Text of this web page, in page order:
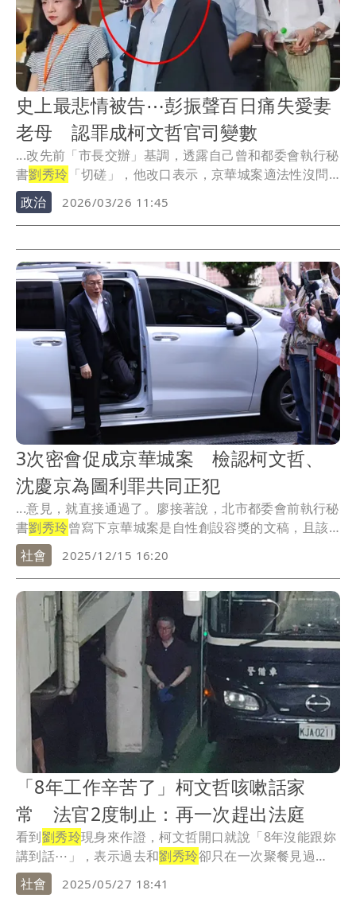
史上最悲情被告⋯彭振聲百日痛失愛妻
老母 認罪成柯文哲官司變數
...改先前「市長交辦」基調，透露自己曾和都委會執行秘
書劉秀玲 「切磋」，他改口表示，京華城案適法性沒問
題，...
政治 2026/03/26 11:45
3次密會促成京華城案 檢認柯文哲、
沈慶京為圖利罪共同正犯
...意見，就直接通過了。廖接著說，北市都委會前執行秘
書劉秀玲曾寫下京華城案是自性創設容獎的文稿，且該
文稿...
社會 2025/12/15 16:20
「8年工作辛苦了」柯文哲咳嗽話家
常 法官2度制止：再一次趕出法庭
看到劉秀玲現身來作證，柯文哲開口就說「8年沒能跟妳
講到話⋯」，表示過去和劉秀玲卻只在一次聚餐見過
面，...
社會 2025/05/27 18:41